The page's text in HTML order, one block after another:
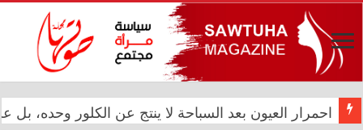
احمرار العيون بعد السباحة لا ينتج عن الكلور وحده،
المعموري تشارك في احتفال سفارة المملكة المغربية بالذكرى الـ27